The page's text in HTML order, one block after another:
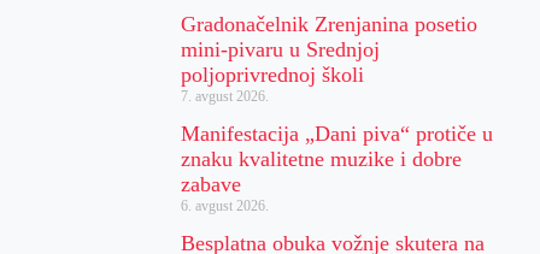
Gradonačelnik Zrenjanina posetio
mini-pivaru u Srednjoj
poljoprivrednoj školi
7. avgust 2026.
Manifestacija „Dani piva“ protiče u
znaku kvalitetne muzike i dobre
zabave
6. avgust 2026.
Besplatna obuka vožnje skutera na